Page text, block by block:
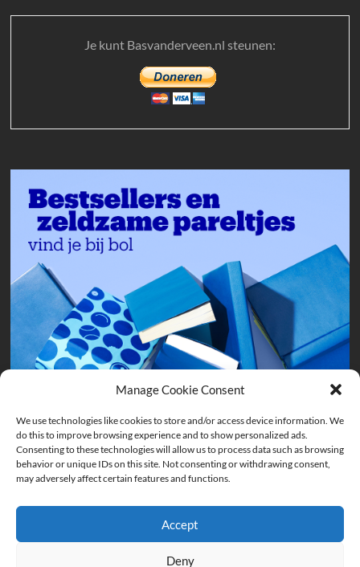
Manage Cookie Consent
We use technologies like cookies to store and/or access device information. We
do this to improve browsing experience and to show personalized ads.
Consenting to these technologies will allow us to process data such as browsing
behavior or unique IDs on this site. Not consenting or withdrawing consent,
may adversely affect certain features and functions.
Accept
Deny
Je kunt Basvanderveen.nl steunen: